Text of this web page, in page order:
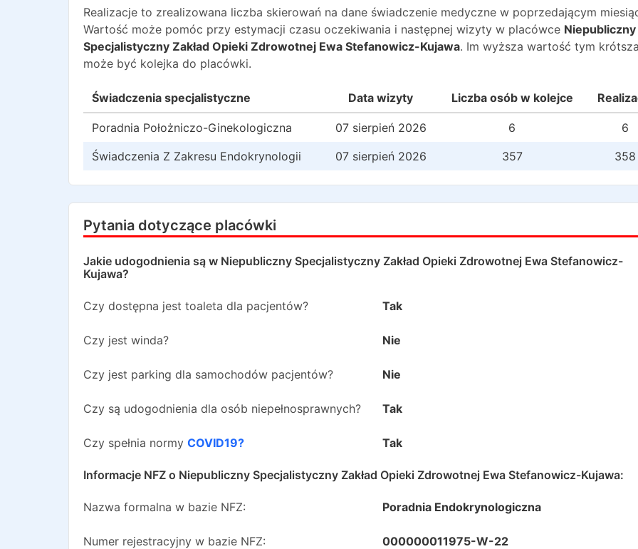
Realizacje to zrealizowana liczba skierowań na dane świadczenie medyczne w poprzedającym
Wartość może pomóc przy estymacji czasu oczekiwania i następnej wizyty w placówce Niepubliczny
Specjalistyczny Zakład Opieki Zdrowotnej Ewa Stefanowicz-Kujawa. Im wyższa wartość tym
może być kolejka do placówki.
Świadczenia specjalistyczne Data wizyty Liczba osób w kolejce
Poradnia Położniczo-Ginekologiczna 07 sierpień 2026 6
6
Świadczenia Z Zakresu Endokrynologii
07 sierpień 2026 357 358
Pytania dotyczące placówki
Jakie udogodnienia są w Niepubliczny Specjalistyczny Zakład Opieki Zdrowotnej Ewa Stefanowicz-
Kujawa?
Czy dostępna jest toaleta dla pacjentów? Tak
Czy jest winda? Nie
Czy jest parking dla samochodów pacjentów? Nie
Czy są udogodnienia dla osób niepełnosprawnych? Tak
Czy spełnia normy COVID19? Tak
Informacje NFZ o Niepubliczny Specjalistyczny Zakład Opieki Zdrowotnej Ewa Stefanowicz-Kujawa:
Nazwa formalna w bazie NFZ: Poradnia Endokrynologiczna
Numer rejestracyjny w bazie NFZ: 000000011975-W-22